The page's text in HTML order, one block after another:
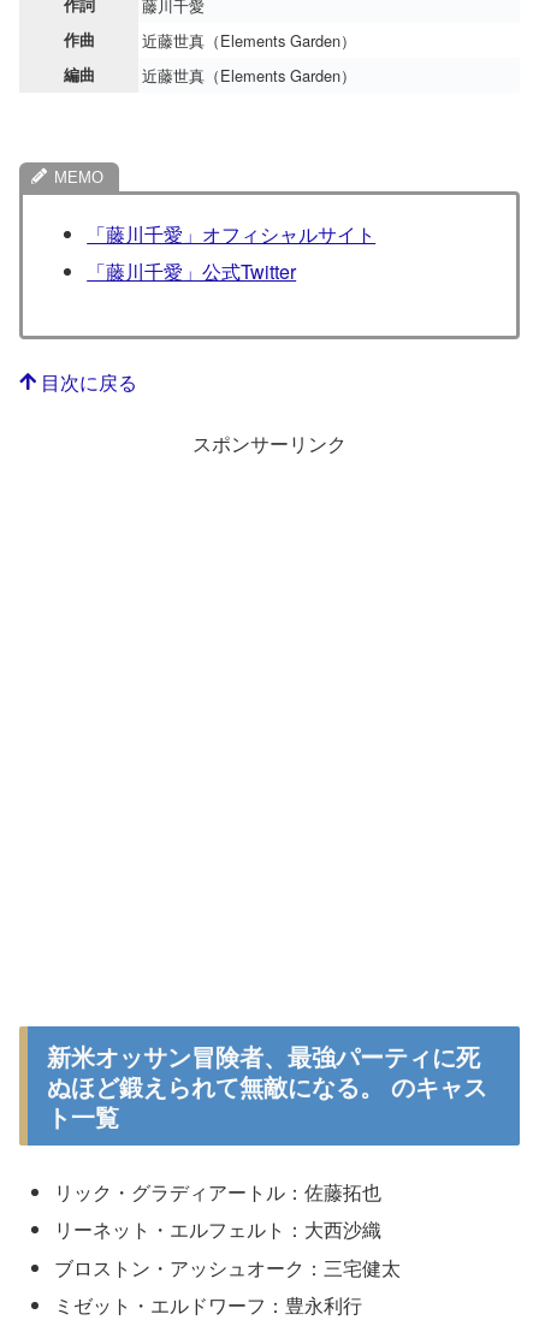
作詞 藤川千愛
作曲 近藤世真（Elements Garden）
編曲 近藤世真（Elements Garden）
「藤川千愛」オフィシャルサイト
「藤川千愛」公式Twitter
目次に戻る
スポンサーリンク
新米オッサン冒険者、最強パーティに死
ぬほど鍛えられて無敵になる。 のキャス
ト一覧
リック・グラディアートル：佐藤拓也
リーネット・エルフェルト：大西沙織
ブロストン・アッシュオーク：三宅健太
ミゼット・エルドワーフ：豊永利行